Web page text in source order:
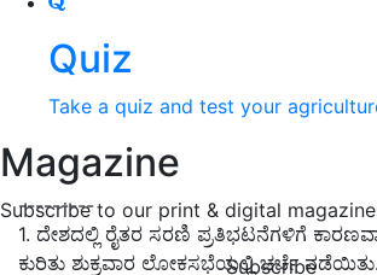
Quiz
Take a quiz and test your
Magazine
Subscribe to our print & digital
Subscribe
---------
1. ದೇಶದಲ್ಲಿ ರೈತರ ಸರಣಿ ಪ್ರತಿಭಟನೆಗಳಿಗೆ
ಕುರಿತು ಶುಕ್ರವಾರ ಲೋಕಸಭೆಯಲ್ಲಿ ಚರ್ಚೆ